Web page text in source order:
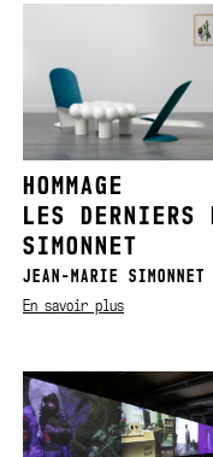
HOMMAGE
LES DERNIERS
SIMONNET
JEAN-MARIE SIMONNET
En savoir plus